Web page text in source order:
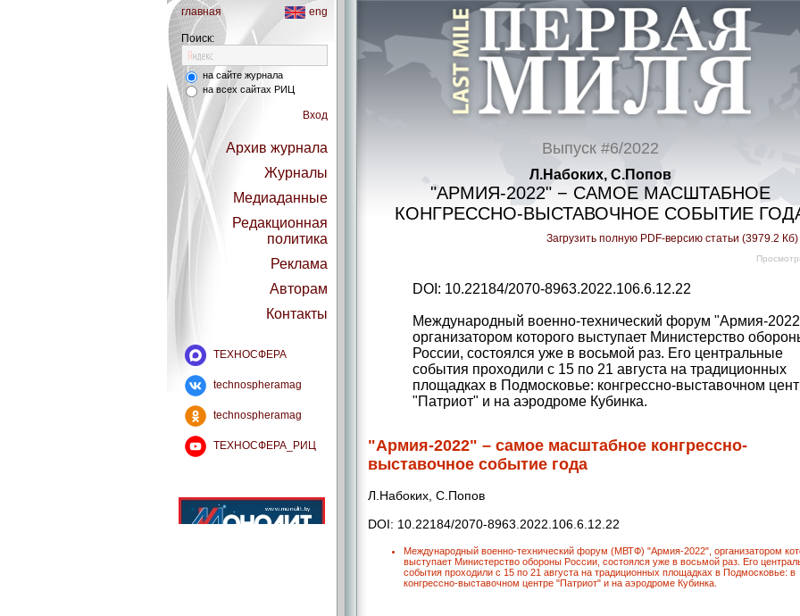
главная eng
Поиск:
на сайте журнала
на всех сайтах РИЦ
Вход
Архив журнала
Журналы
Медиаданные
Редакционная
политика
Реклама
Авторам
Контакты
ТЕХНОСФЕРА
technospheramag
technospheramag
ТЕХНОСФЕРА_РИЦ
Выпуск #6/2022
Л.Набоких, С.Попов
"АРМИЯ-2022" − САМОЕ МАСШТАБНОЕ
КОНГРЕССНО-ВЫСТАВОЧНОЕ СОБЫТИЕ
Загрузить полную PDF-версию статьи (3979.2 Кб)
DOI: 10.22184/2070-8963.2022.106.6.12.22
Международный военно-технический форум "Армия-
организатором которого выступает Министерство
России, состоялся уже в восьмой раз. Его центральные
события проходили с 15 по 21 августа на традиционных
площадках в Подмосковье: конгрессно-выставочном
"Патриот" и на аэродроме Кубинка.
"Армия-2022" – самое масштабное конгрессно-
выставочное событие года
Л.Набоких, С.Попов
DOI: 10.22184/2070-8963.2022.106.6.12.22
Международный военно-технический форум (МВТФ) "Армия-2022", организатором
выступает Министерство обороны России, состоялся уже в восьмой раз. Его
события проходили с 15 по 21 августа на традиционных площадках в Подмосковье: в
конгрессно-выставочном центре "Патриот" и на аэродроме Кубинка.